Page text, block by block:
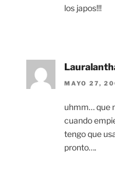
los japos!!!
MAYO 27,
uhmm… que
cuando
tengo que
pronto….